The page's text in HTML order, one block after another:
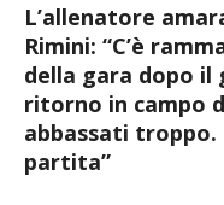
L’allenatore
Rimini: “C’è
della gara dopo il
ritorno in campo
abbassati
partita”